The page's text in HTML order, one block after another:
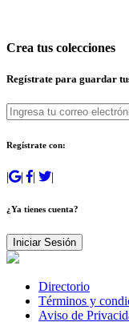
Crea tus colecciones
Regístrate para guardar
Regístrate con:
| | | |
¿Ya tienes cuenta?
Iniciar Sesión
Directorio
Términos y
Aviso de